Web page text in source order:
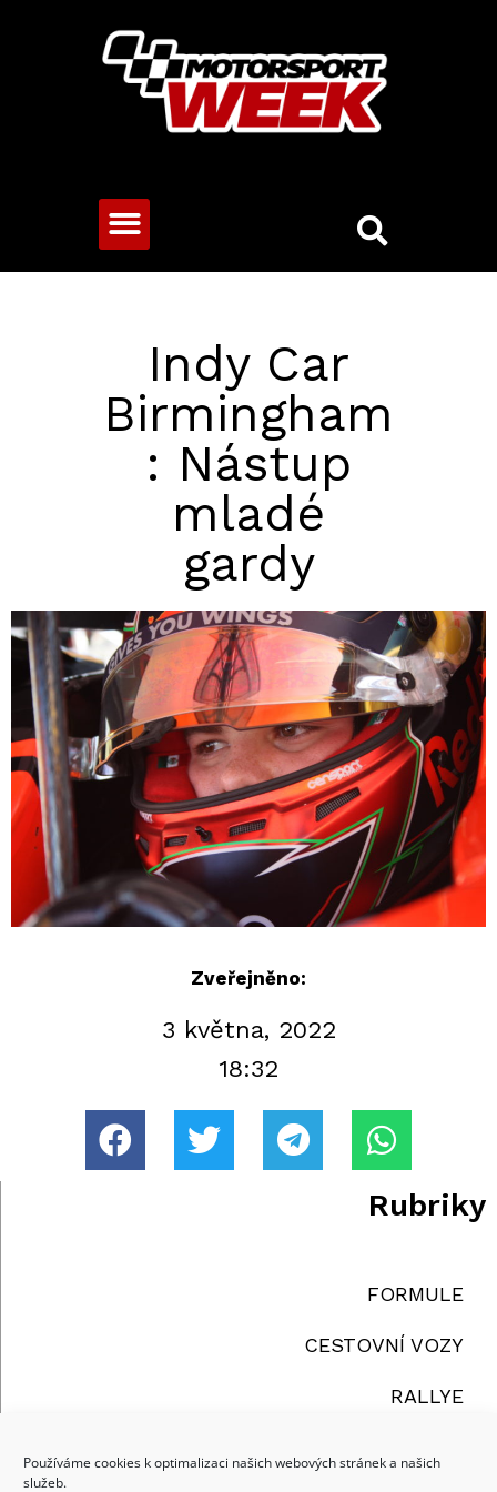
Používáme cookies k optimalizaci našich webových stránek a našich
služeb.
Indy Car
Birmingham
: Nástup
mladé
gardy
Zveřejněno:
3 května, 2022
18:32
Rubriky
FORMULE
CESTOVNÍ VOZY
RALLYE